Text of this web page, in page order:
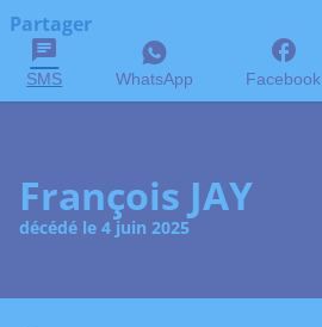
Partager
SMS WhatsApp Facebook
François JAY
décédé le 4 juin 2025